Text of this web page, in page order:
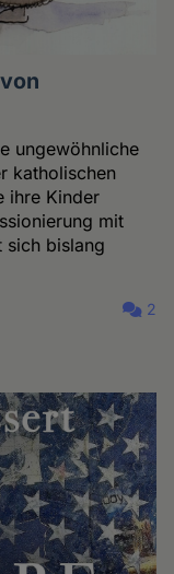
ungewöhnliche
katholischen
ihre Kinder
mit
sich bislang
2